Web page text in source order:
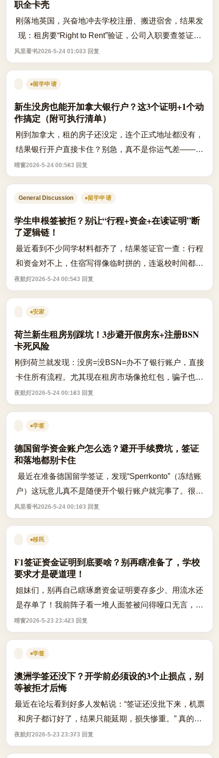
职全卡壳
刚落地英国，兴奋地冲去学校注册、搬进宿舍，结果发
现：租房要“Right to Rent”验证，公司入职要查签证状
态，全卡在“系统没绑定”这一步？别急，这其实是很多
人忽略的eVisa过渡期必做操作。 ...
风里看书2026-5-24 01:033 回复
留学申请
新生没房也能开加拿大银行户？这3个证明+1个动
作搞定（附可执行清单）
刚到加拿大，租的房子还没定，连个正式地址都没有，
结果银行开户直接卡住？别急，真不是你运气差——很
多留学生都踩过这个坑，但其实有路可走。 根据加拿大
主要银行（如RBC、TD、Scotiabank、BM...
晴窗2026-5-24 00:583 回复
General Discussion 留学申请
学生申根签被拒？别让“行程+资金+在读证明”断
了逻辑链！
最近看到不少同学材料都齐了，结果签证官一查：行程
和资金对不上，住宿写得像临时拼的，连返校时间都和
在读证明对不上……最后被怀疑“真实目的不纯”，直接
拒签。 其实申根签证对学生的审核，...
夜航灯2026-5-24 00:543 回复
安家
荷兰新生租房别踩坑！3步避开假房东+注册BSN
卡死风险
刚到荷兰就发现：没房=没BSN=办不了银行账户，直接
卡住所有流程。尤其现在租房市场像抢红包，骗子也盯
上留学生，一不小心就交了押金人没了。 但其实只要按
这几个公开规则走，能避开90%的坑： 1....
夜航灯2026-5-24 00:183 回复
学签
德国留学资金账户怎么选？避开手续费坑，签证
和落地都别卡住
最近在准备德国留学签证，发现“Sperrkonto”（冻结账
户）这玩意儿真不是随便开个银行账户就完事了。很多
同学一上来就冲着“使馆认可”去选，结果发现：手续费
高得离谱、国内汇款要等两周、到账...
风里看书2026-5-24 00:103 回复
移民
F1签证资金证明到底要啥？别再瞎准备了，学校
要求才是硬道理！
姐妹们，别再自己瞎琢磨资金证明要存多少、用流水还
是存单了！我前阵子看一堆人面签被问得哑口无言，根
本不是钱不够，是材料和学校要求“对不上号”。 重点来
了： ✅ 美国F1签证的材料，学校国...
晴窗2026-5-23 23:423 回复
学签
澳洲学签还没下？开学前必须设的3个止损点，别
等被拒才后悔
最近在论坛看到好多人发帖说：“签证还没批下来，机票
和房子都订好了，结果只能延期，损失惨重。” 真的太
扎心了。 先说点官方能查到的事实： - 澳大利亚学生签
证（Subclass 500）目前处理时间...
夜航灯2026-5-23 23:373 回复